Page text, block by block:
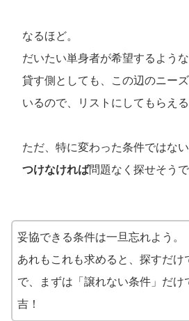
なるほど。
だいたい単身者が希望するような
貸す側としても、この辺のニー
いるので、リストにしてもらえ
ただ、特に変わった条件ではない
つけなければ問題なく探せそうで
妥協できる条件は一旦忘れよう。
あれもこれも求めると、探すだけ
で、まずは「譲れない条件」だけ
吉！